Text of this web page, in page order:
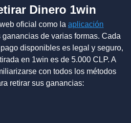
Dinero 1win
oficial como la aplicación
ganancias de varias formas. Cada
disponibles es legal y seguro,
en 1win es de 5.000 CLP. A
con todos los métodos
retirar sus ganancias: